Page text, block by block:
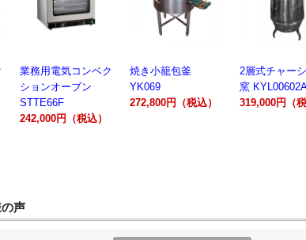
焼き小籠包釜
YK069
272,800円（税込）
2層式チャーシュー
窯 KYL00602A
319,000円（税込）
電動製麺機
300A
162,800円（税
声